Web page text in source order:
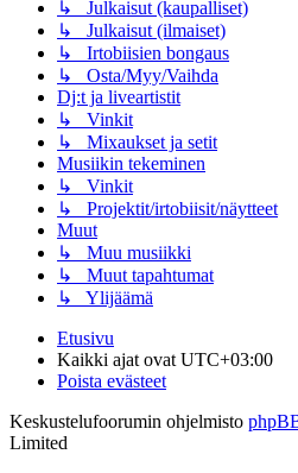
↳ Julkaisut (kaupalliset)
↳ Julkaisut (ilmaiset)
↳ Irtobiisien bongaus
↳ Osta/Myy/Vaihda
Dj:t ja liveartistit
↳ Vinkit
↳ Mixaukset ja setit
Musiikin tekeminen
↳ Vinkit
↳ Projektit/irtobiisit/näytteet
Muut
↳ Muu musiikki
↳ Muut tapahtumat
↳ Ylijäämä
Etusivu
Kaikki ajat ovat UTC+03:00
Poista evästeet
Keskustelufoorumin ohjelmisto
Limited